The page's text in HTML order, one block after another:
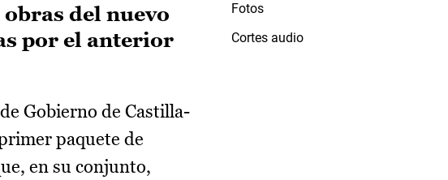
del nuevo
por el anterior
Gobierno de Castilla-
paquete de
en su conjunto,
Fotos
Cortes audio